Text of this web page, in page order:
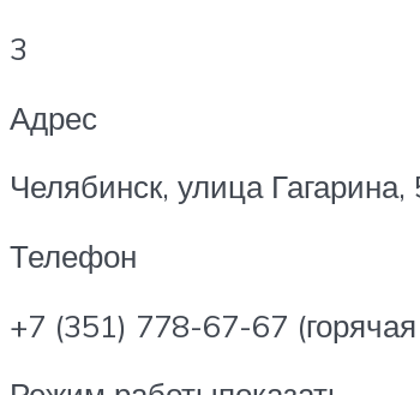
3
Адрес
Челябинск, улица Гагарина,
Телефон
+7 (351) 778-67-67